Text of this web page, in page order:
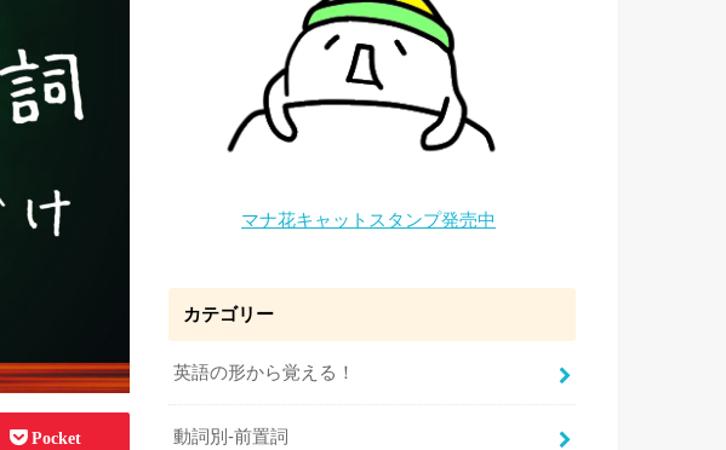
Pocket
マナ花キャットスタンプ発売中
カテゴリー
英語の形から覚える！
動詞別-前置詞